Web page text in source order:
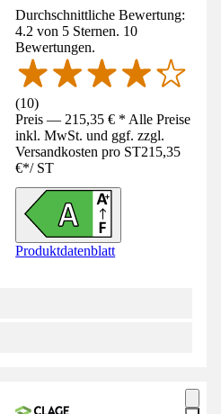
Durchschnittliche Bewertung:
4.2 von 5 Sternen. 10
Bewertungen.
(10)
Preis — 215,35 € * Alle Preise
inkl. MwSt. und ggf. zzgl.
Versandkosten pro ST215,35
€*/ ST
Produktdatenblatt